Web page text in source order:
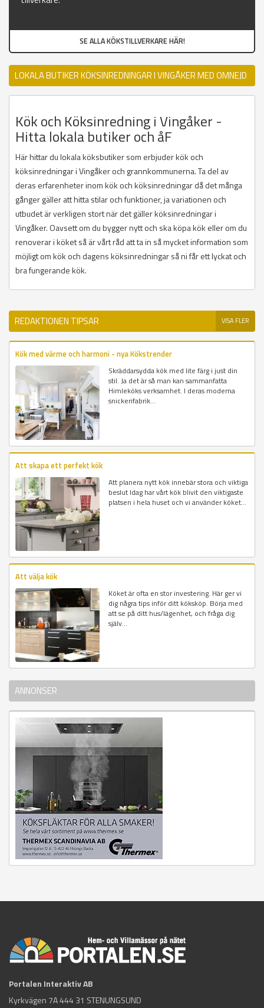
SE ALLA KÖKSTILLVERKARE HÄR!
LOKALA BUTIKER KÖKSINREDNINGAR I VINGÅKER MED OMNEJD
Kök och Köksinredning i Vingåker -
Hitta lokala butiker och åF
Här hittar du lokala köksbutiker som erbjuder kök och
köksinredningar i Vingåker och grannkommunerna. Ta del av
deras erfarenheter inom kök och köksinredningar då det många
gånger gäller att hitta stilar och funktioner, ja variationen och
utbudet är verkligen stort när det gäller köksinredningar i
Vingåker. Oavsett om du bygger nytt och ska köpa kök eller om du
renoverar i köket så är vårt råd att ta in så mycket information som
möjligt om kök och dagens köksinredningar så ni får ett lyckat och
bra fungerande kök.
REDAKTIONEN TIPSAR VISA FLER
Kök med värme och harmoni - nya Kökstrender
Skräddarsydda kök med lite färg i just din
stil. Ja det är så man kan sammanfatta
Himleköks verksamhet. I deras moderna
snickerifabrik...
Att skapa ett perfekt kök
Att planera nytt kök innebär stora och viktiga
beslut Idag har vårt kök blivit den viktigaste
platsen i hela huset och vi använder köket...
Att välja kök
Köket är ofta en stor investering. Här ger vi
dig några tips inför ditt köksköp. Börja med
att se på ditt hus/lägenhet, och fråga dig
själv...
ANNONSER
Portalen Interaktiv AB
Kyrkvägen 7A 444 31 STENUNGSUND